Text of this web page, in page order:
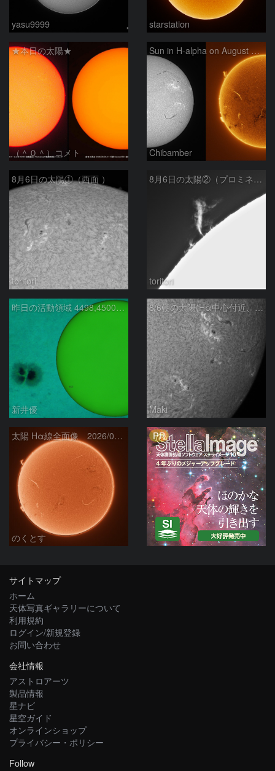
yasu9999 starstation
★本日の太陽★
（＾０＾）コメト
Sun in H-alpha on August 6, 2026
Chibamber
8月6日の太陽①（西面 ）
toritori
8月6日の太陽②（プロミネン北東縁 ）
toritori
昨日の活動領域 4498,4500：2026/08/05
新井優
8/6朝の太陽(Hα中心付近、4498、4502付近)
Maki
太陽 Hα線全面像 2026/08/06
のくとす
PR
サイトマップ
ホーム
天体写真ギャラリーについて
利用規約
ログイン/新規登録
お問い合わせ
会社情報
アストロアーツ
製品情報
星ナビ
星空ガイド
オンラインショップ
プライバシー・ポリシー
Follow